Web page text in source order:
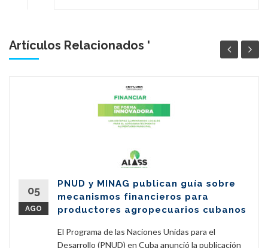
Artículos Relacionados '
05
AGO
PNUD y MINAG publican guía sobre
mecanismos financieros para
productores agropecuarios cubanos
El Programa de las Naciones Unidas para el
Desarrollo (PNUD) en Cuba anunció la publicación